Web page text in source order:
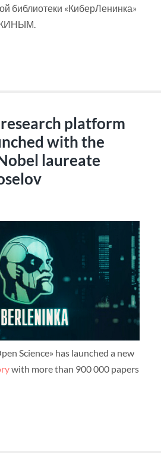
библиотеки «КиберЛенинка»
platform
with the
laureate
Science» has launched a new
with more than 900 000 papers